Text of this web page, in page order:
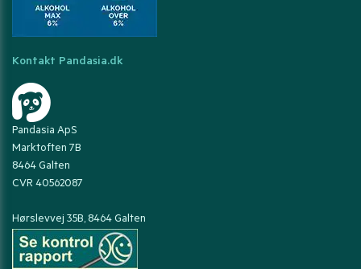
Kontakt Pandasia.dk
Pandasia ApS
Marktoften 7B
8464 Galten
CVR 40562087
Hørslevvej 35B, 8464 Galten